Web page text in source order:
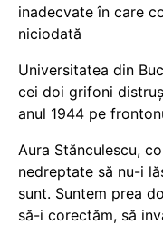
inadecvate în care
niciodată
Universitatea din
cei doi grifoni
anul 1944 pe
Aura Stănculescu,
nedreptate să nu-i
sunt. Suntem prea
să-i corectăm, să